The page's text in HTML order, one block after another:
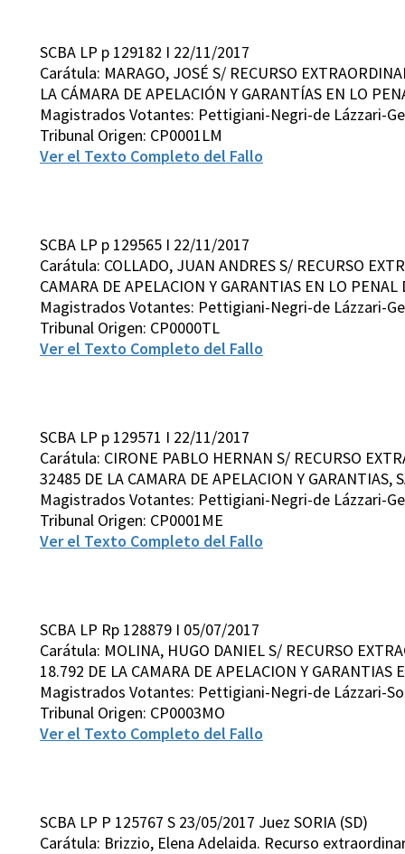
SCBA LP p 129182 I 22/11/2017
Carátula: MARAGO, JOSÉ S/ RECURSO
LA CÁMARA DE APELACIÓN Y GARANTÍAS EN LO
Magistrados Votantes: Pettigiani-Negri-de Lázzari-
Tribunal Origen: CP0001LM
Ver el Texto Completo del Fallo
SCBA LP p 129565 I 22/11/2017
Carátula: COLLADO, JUAN ANDRES S/ RECURSO
CAMARA DE APELACION Y GARANTIAS EN LO
Magistrados Votantes: Pettigiani-Negri-de Lázzari-
Tribunal Origen: CP0000TL
Ver el Texto Completo del Fallo
SCBA LP p 129571 I 22/11/2017
Carátula: CIRONE PABLO HERNAN S/ RECURSO
32485 DE LA CAMARA DE APELACION Y GARANTIAS,
Magistrados Votantes: Pettigiani-Negri-de Lázzari-
Tribunal Origen: CP0001ME
Ver el Texto Completo del Fallo
SCBA LP Rp 128879 I 05/07/2017
Carátula: MOLINA, HUGO DANIEL S/ RECURSO
18.792 DE LA CAMARA DE APELACION Y GARANTIAS
Magistrados Votantes: Pettigiani-Negri-de Lázzari-
Tribunal Origen: CP0003MO
Ver el Texto Completo del Fallo
SCBA LP P 125767 S 23/05/2017 Juez SORIA (SD)
Carátula: Brizzio, Elena Adelaida. Recurso